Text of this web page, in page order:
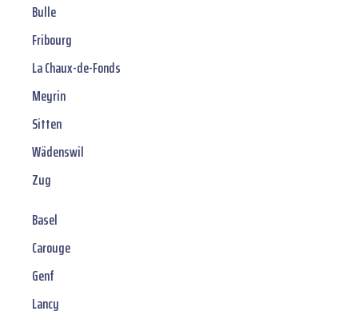
Bulle
Fribourg
La Chaux-de-Fonds
Meyrin
Sitten
Wädenswil
Zug
Basel
Carouge
Genf
Lancy